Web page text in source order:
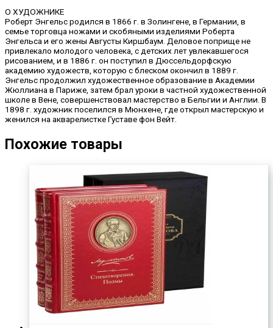
О ХУДОЖНИКЕ
Роберт Энгельс родился в 1866 г. в Золингене, в Германии, в
семье торговца ножа­ми и скобяными изделиями Роберта
Энгельса и его жены Августы Киршбаум. Деловое поприще не
привлекало молодого человека, с детских лет увлекавшегося
рисованием, и в 1886 г. он поступил в Дюссельдорфскую
академию художеств, которую с бле­ском окончил в 1889 г.
Энгельс продолжил художественное образование в Академии
Жюллиана в Париже, затем брал уроки в частной художественной
школе в Вене, совер­шенствовал мастерство в Бельгии и Англии. В
1898 г. художник поселился в Мюнхене, где открыл мастерскую и
женился на акварелистке Густаве фон Вейт.
Похожие товары